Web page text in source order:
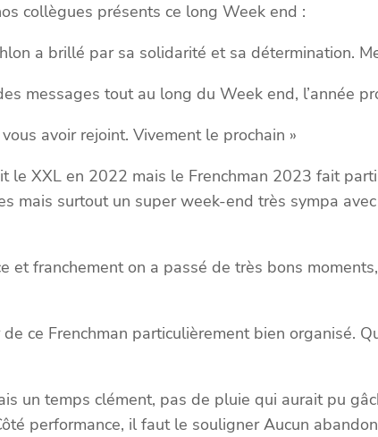
collègues présents ce long Week end :
a brillé par sa solidarité et sa détermination.
messages tout au long du Week end, l’année
avoir rejoint. Vivement le prochain »
le XXL en 2022 mais le Frenchman 2023 fait
mais surtout un super week-end très sympa
et franchement on a passé de très bons
ce Frenchman particulièrement bien organisé.
un temps clément, pas de pluie qui aurait pu
performance, il faut le souligner Aucun